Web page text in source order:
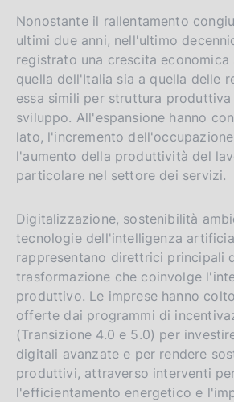
Nonostante il rallentamento
ultimi due anni, nell'ultimo
registrato una crescita economica
quella dell'Italia sia a quella delle
essa simili per struttura
sviluppo. All'espansione hanno
lato, l'incremento
l'aumento della produttività del
particolare nel settore dei servizi.
Digitalizzazione, sostenibilità
tecnologie dell'intelligenza
rappresentano direttrici principali
trasformazione che coinvolge
produttivo. Le imprese hanno
offerte dai programmi di
(Transizione 4.0 e 5.0) per
digitali avanzate e per rendere
produttivi, attraverso interventi
l'efficientamento energetico e